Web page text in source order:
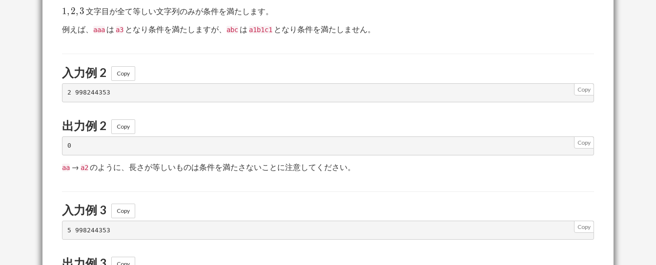
1,2,3
1, 2, 3 文字目が全て等しい文字列のみが条件を満たします。
例えば、
aaa は a3 となり条件を満たしますが、 abc は a1b1c1 となり条件を満たしません。
入力例 2 Copy
Copy
出力例 2 Copy
Copy
aa → a2 のように、長さが等しいものは条件を満たさないことに注意してください。
入力例 3 Copy
Copy